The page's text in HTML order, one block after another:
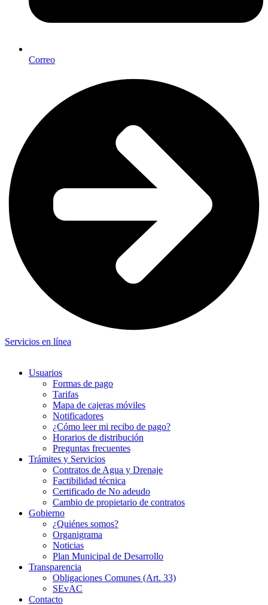
Correo
Servicios en línea
Usuarios
Formas de pago
Tarifas
Mapa de cajeras móviles
Notificadores
¿Cómo leer mi recibo de pago?
Horarios de distribución
Preguntas frecuentes
Trámites y Servicios
Contratos de Agua y Drenaje
Factibilidad técnica
Certificado de No adeudo
Cambio de propietario de contratos
Gobierno
¿Quiénes somos?
Organigrama
Noticias
Plan Municipal de Desarrollo
Transparencia
Obligaciones Comunes (Art. 33)
SEvAC
Contacto